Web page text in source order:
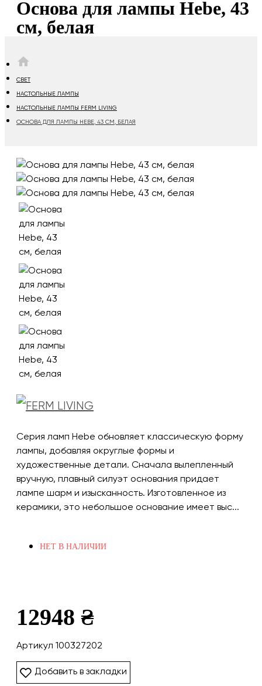
Основа для лампы Hebe, 43
см, белая
СВЕТ
НАСТОЛЬНЫЕ ЛАМПЫ
НАСТОЛЬНЫЕ ЛАМПЫ FERM LIVING
ОСНОВА ДЛЯ ЛАМПЫ HEBE, 43 СМ, БЕЛАЯ
Серия ламп Hebe обновляет классическую форму
лампы, добавляя округлые формы и
художественные детали. Сначала вылепленный
вручную, плавный силуэт основания придает
лампе шарм и изысканность. Изготовленное из
керамики, это небольшое основание имеет выс...
НЕТ В НАЛИЧИИ
12948 ₴
Артикул 100327202
Добавить в закладки